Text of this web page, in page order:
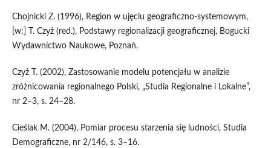
Chojnicki Z. (1996), Region w ujęciu geograficzno-systemowym,
[w:] T. Czyż (red.), Podstawy regionalizacji geograficznej, Bogucki
Wydawnictwo Naukowe, Poznań.
Czyż T. (2002), Zastosowanie modelu potencjału w analizie
zróżnicowania regionalnego Polski, „Studia Regionalne i Lokalne”,
nr 2–3, s. 24–28.
Cieślak M. (2004), Pomiar procesu starzenia się ludności, Studia
Demograficzne, nr 2/146, s. 3–16.